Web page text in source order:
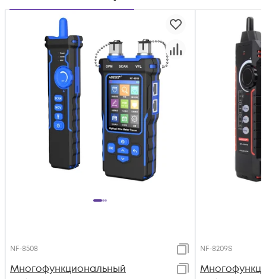
NF-8508
Многофункциональный
NF-8209S